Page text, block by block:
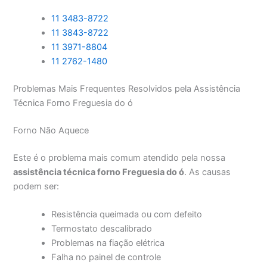
11 3483-8722
11 3843-8722
11 3971-8804
11 2762-1480
Problemas Mais Frequentes Resolvidos pela Assistência
Técnica Forno Freguesia do ó
Forno Não Aquece
Este é o problema mais comum atendido pela nossa
assistência técnica forno Freguesia do ó. As causas
podem ser:
Resistência queimada ou com defeito
Termostato descalibrado
Problemas na fiação elétrica
Falha no painel de controle